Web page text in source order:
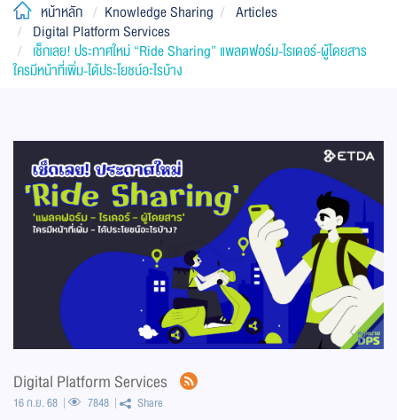
หน้าหลัก Knowledge Sharing
Articles
Digital Platform Services
เช็กเลย! ประกาศใหม่ “Ride Sharing” แพลตฟอร์ม-ไรเดอร์-ผู้โดยสาร
ใครมีหน้าที่เพิ่ม-ได้ประโยชน์อะไรบ้าง
Digital Platform Services
16 ก.ย. 68 7848 Share